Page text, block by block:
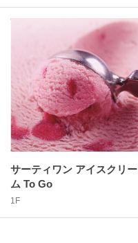
サーティワン アイスクリー
ム To Go
1F